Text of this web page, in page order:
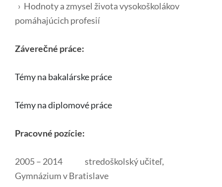
› Hodnoty a zmysel života vysokoškolákov
pomáhajúcich profesií
Záverečné práce:
Témy na bakalárske práce
Témy na diplomové práce
Pracovné pozície:
2005 – 2014 stredoškolský učiteľ,
Gymnázium v Bratislave